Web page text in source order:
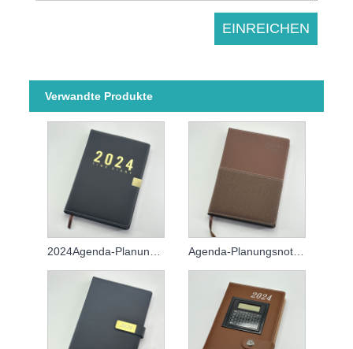
Verwandte Produkte